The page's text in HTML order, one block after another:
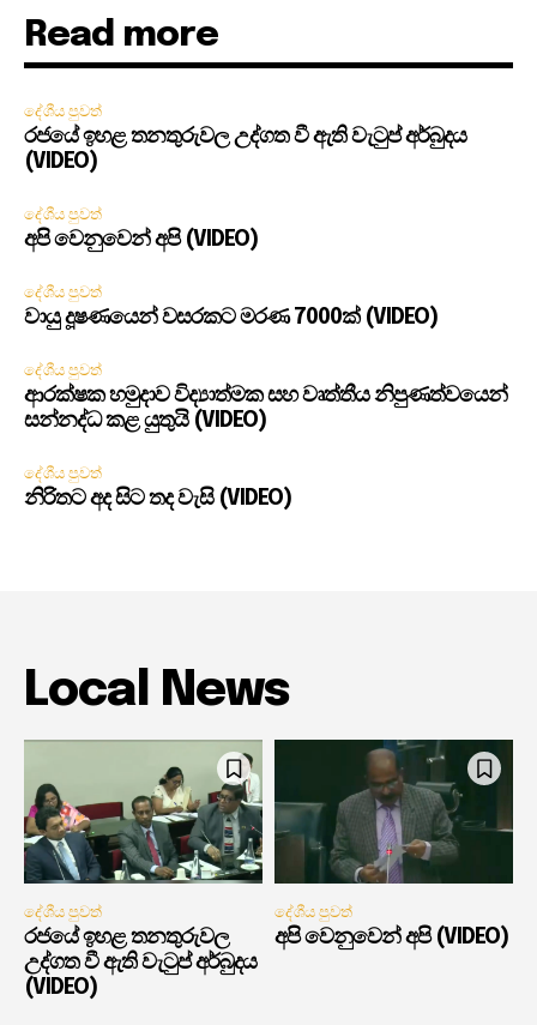
Read more
දේශීය පුවත්
රජයේ ඉහළ තනතුරුවල උද්ගත වී ඇති වැටුප් අර්බුදය
(VIDEO)
දේශීය පුවත්
අපි වෙනුවෙන් අපි (VIDEO)
දේශීය පුවත්
වායු දූෂණයෙන් වසරකට මරණ 7000ක් (VIDEO)
දේශීය පුවත්
ආරක්ෂක හමුදාව විද්‍යාත්මක සහ වෘත්තීය නිපුණත්වයෙන්
සන්නද්ධ කළ යුතුයි (VIDEO)
දේශීය පුවත්
නිරිතට අද සිට තද වැසි (VIDEO)
Local News
දේශීය පුවත්
රජයේ ඉහළ තනතුරුවල
උද්ගත වී ඇති වැටුප් අර්බුදය
(VIDEO)
දේශීය පුවත්
අපි වෙනුවෙන් අපි (VIDEO)